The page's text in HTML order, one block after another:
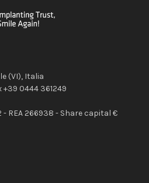
(VI), Italia
+39 0444 361249
- REA 266938 - Share capital €